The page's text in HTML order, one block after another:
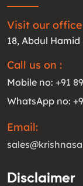
Visit our
18, Abdul
Call us on :
Mobile no: +91
WhatsApp no:
Email:
Disclaimer